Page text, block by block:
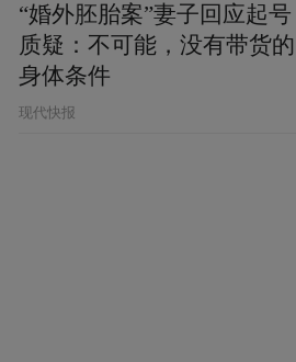
“婚外胚胎案”妻子回应起号
质疑：不可能，没有带货的
身体条件
现代快报